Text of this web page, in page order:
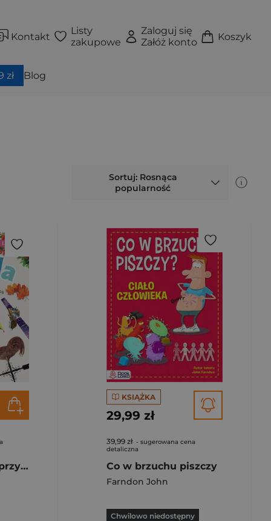
Kontakt
Listy
zakupowe
Zaloguj się
Załóż konto
Koszyk
zł Blog
Sortuj: Rosnąca
popularność
Pogoda Poznaję przyrodę - fakty, ciekawostki, eksperymenty
KSIĄŻKA
29,99 zł
39,99 zł - sugerowana cena
detaliczna
Co w brzuchu piszczy
Farndon John
Chwilowo niedostępny